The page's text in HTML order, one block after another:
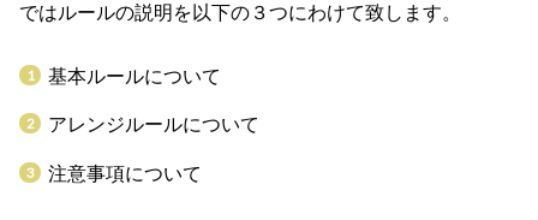
ではルールの説明を以下の３つにわけて致します。
基本ルールについて
アレンジルールについて
注意事項について